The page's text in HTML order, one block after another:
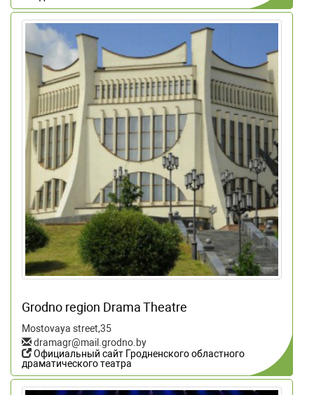
Grodno region Drama Theatre
Mostovaya street,35
dramagr@mail.grodno.by
Официальный сайт Гродненского областного
драматического театра